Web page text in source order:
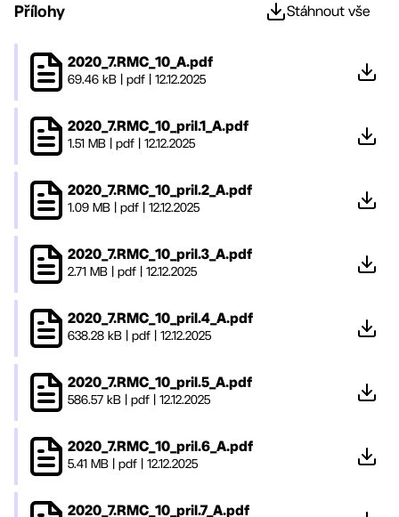
Přílohy Stáhnout vše
2020_7.RMC_10_A.pdf
69.46 kB pdf 12.12.2025
2020_7.RMC_10_pril.1_A.pdf
1.51 MB pdf 12.12.2025
2020_7.RMC_10_pril.2_A.pdf
1.09 MB pdf 12.12.2025
2020_7.RMC_10_pril.3_A.pdf
2.71 MB pdf 12.12.2025
2020_7.RMC_10_pril.4_A.pdf
638.28 kB pdf 12.12.2025
2020_7.RMC_10_pril.5_A.pdf
586.57 kB pdf 12.12.2025
2020_7.RMC_10_pril.6_A.pdf
5.41 MB pdf 12.12.2025
2020_7.RMC_10_pril.7_A.pdf